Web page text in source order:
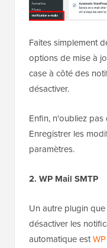
Après l'activation,
Paramètres » E-
plugin vous permet
notification
mise à jour
options de mise à
case à côté des
désactiver.